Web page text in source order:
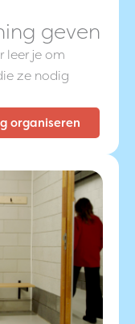
geven
leer je om
ze nodig
organiseren